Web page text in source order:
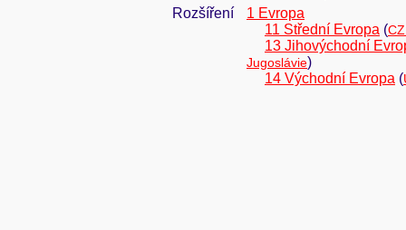
Rozšíření
1 Evropa
11 Střední Evropa (
13 Jihovýchodní
Jugoslávie)
14 Východní Evropa (